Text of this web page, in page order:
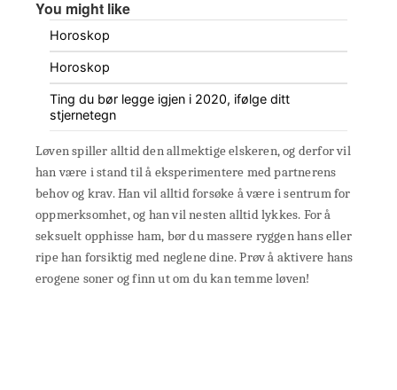
You might like
Horoskop
Horoskop
Ting du bør legge igjen i 2020, ifølge ditt
stjernetegn
Løven spiller alltid den allmektige elskeren, og derfor vil
han være i stand til å eksperimentere med partnerens
behov og krav. Han vil alltid forsøke å være i sentrum for
oppmerksomhet, og han vil nesten alltid lykkes. For å
seksuelt opphisse ham, bør du massere ryggen hans eller
ripe han forsiktig med neglene dine. Prøv å aktivere hans
erogene soner og finn ut om du kan temme løven!